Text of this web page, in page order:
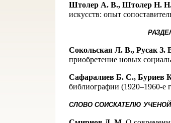
Штолер А. В., Штолер Н.
искусств: опыт
Сокольская Л. В., Русак З.
приобретение новых
Сафаралиев Б. С., Буриев
библиографии (1920–1960-е
СЛОВО СОИСКАТЕЛЮ